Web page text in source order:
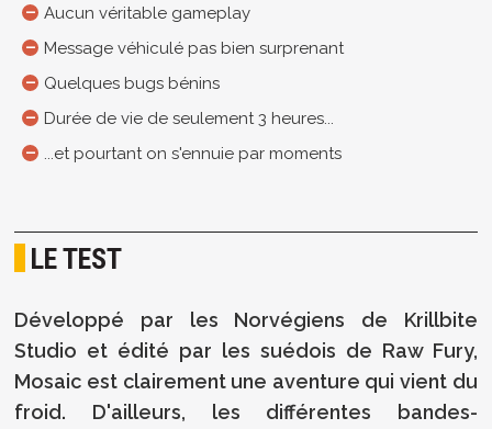
Aucun véritable gameplay
Message véhiculé pas bien surprenant
Quelques bugs bénins
Durée de vie de seulement 3 heures...
...et pourtant on s'ennuie par moments
LE TEST
Développé par les Norvégiens de Krillbite
Studio et édité par les suédois de Raw Fury,
Mosaic est clairement une aventure qui vient du
froid. D'ailleurs, les différentes bandes-